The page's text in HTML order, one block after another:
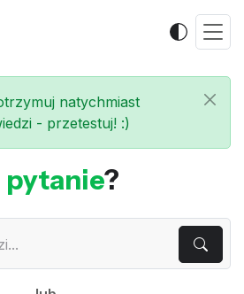
natychmiast
- przetestuj! :)
pytanie?